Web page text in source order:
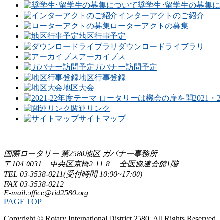
奨学生･留学生の募集
インターアクトのご紹介
ローターアクトの募集
地区行事予定
ダウンロードライブラリ
アーカイブス
ガバナー訪問予定
地区行事登録
地区大会
2021・
関連リンク
サイトマップ
国際ロータリー 第2580地区 ガバナー事務所
〒104-0031 中央区京橋2-11-8 全医協連会館1階
TEL 03-3538-0211(受付時間 10:00~17:00)
FAX 03-3538-0212
E-mail:office@rid2580.org
PAGE TOP
Copyright © Rotary International District 2580. All Rights Reserved.